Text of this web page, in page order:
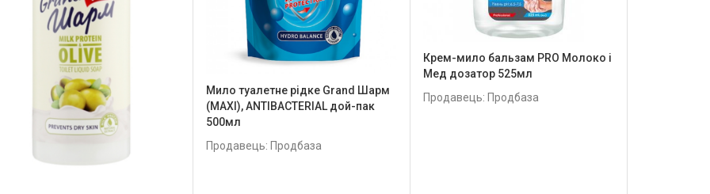
Мило туалетне рідке Grand Шарм
(MAXI), ANTIBACTERIAL дой-пак
500мл
Продавець: Продбаза
Крем-мило бальзам PRO Молоко і
Мед дозатор 525мл
Продавець: Продбаза